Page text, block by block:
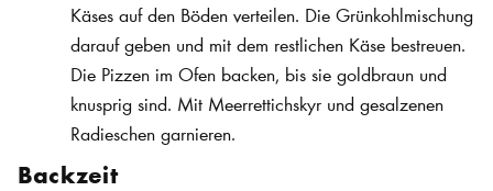
Käses auf den Böden verteilen. Die Grünkohlmischung
darauf geben und mit dem restlichen Käse bestreuen.
Die Pizzen im Ofen backen, bis sie goldbraun und
knusprig sind. Mit Meerrettichskyr und gesalzenen
Radieschen garnieren.
Backzeit